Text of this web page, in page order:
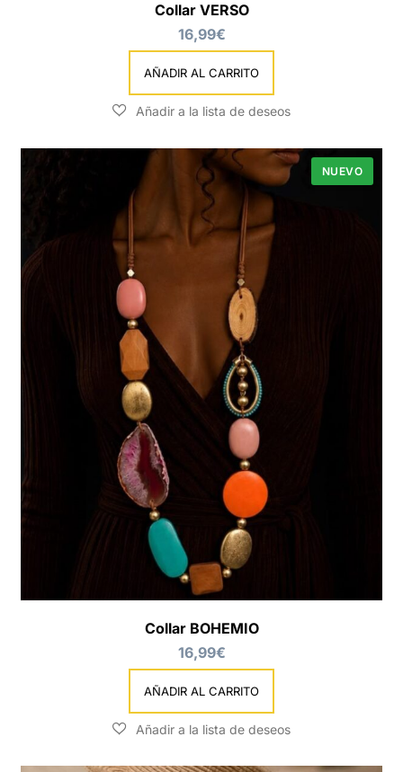
Collar VERSO
16,99€
AÑADIR AL CARRITO
NUEVO
Collar BOHEMIO
16,99€
AÑADIR AL CARRITO